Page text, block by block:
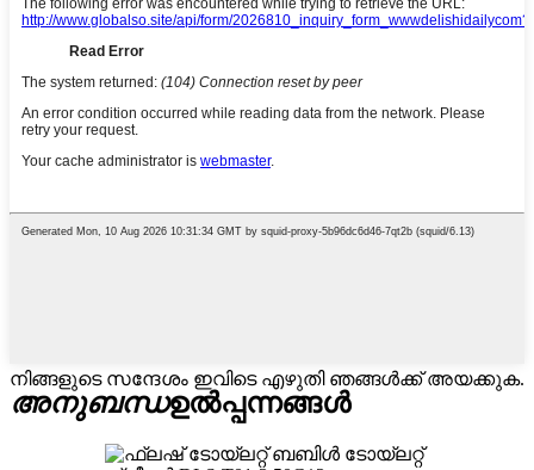
നിങ്ങളുടെ സന്ദേശം ഇവിടെ എഴുതി ഞങ്ങൾക്ക് അയക്കുക.
അനുബന്ധഉൽപ്പന്നങ്ങൾ